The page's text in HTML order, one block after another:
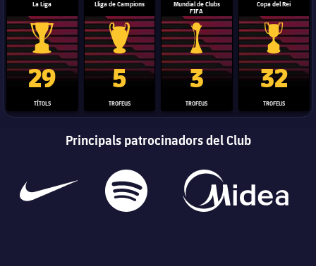
La Liga
Trofeu de la Liga
29
TÍTOLS
Lliga de Campions
Trofeu de la Lliga de Campions
5
TROFEUS
Mundial de Clubs
FIFA
Trofeu del Mundial de Clubs
3
TROFEUS
Copa del Rei
Copa del
32
TROFEUS
Principals patrocinadors del Club